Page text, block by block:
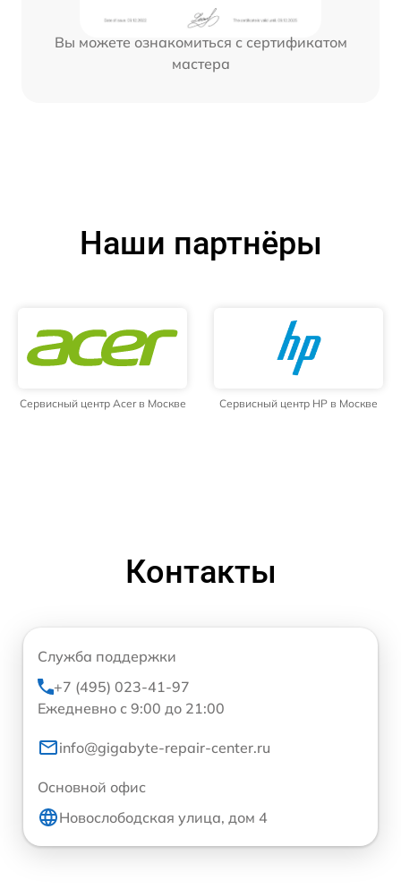
Вы можете ознакомиться с сертификатом
мастера
Наши партнёры
Сервисный центр Acer в Москве Сервисный центр HP в Москве
Контакты
Служба поддержки
+7 (495) 023-41-97
Ежедневно с 9:00 до 21:00
info@gigabyte-repair-center.ru
Основной офис
Новослободская улица, дом 4